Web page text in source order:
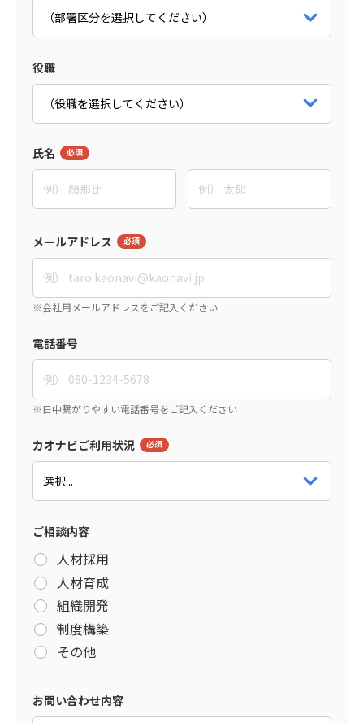
パートナー詳細をみる
役職
氏名
メールアドレス
電話番号
カオナビご利用状況
ご相談内容
人材採用
人材育成
組織開発
制度構築
その他
お問い合わせ内容